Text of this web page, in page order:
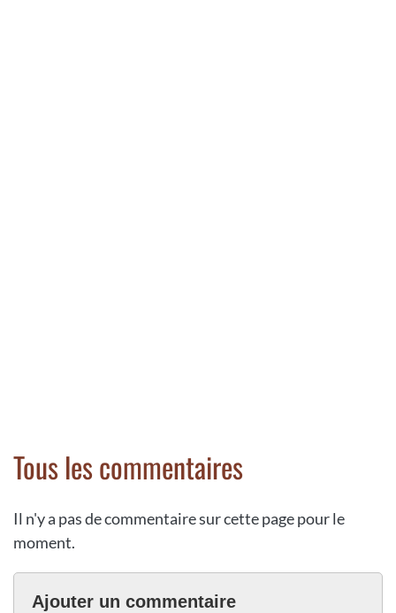
Tous les commentaires
Il n'y a pas de commentaire sur cette page pour le
moment.
Ajouter un commentaire